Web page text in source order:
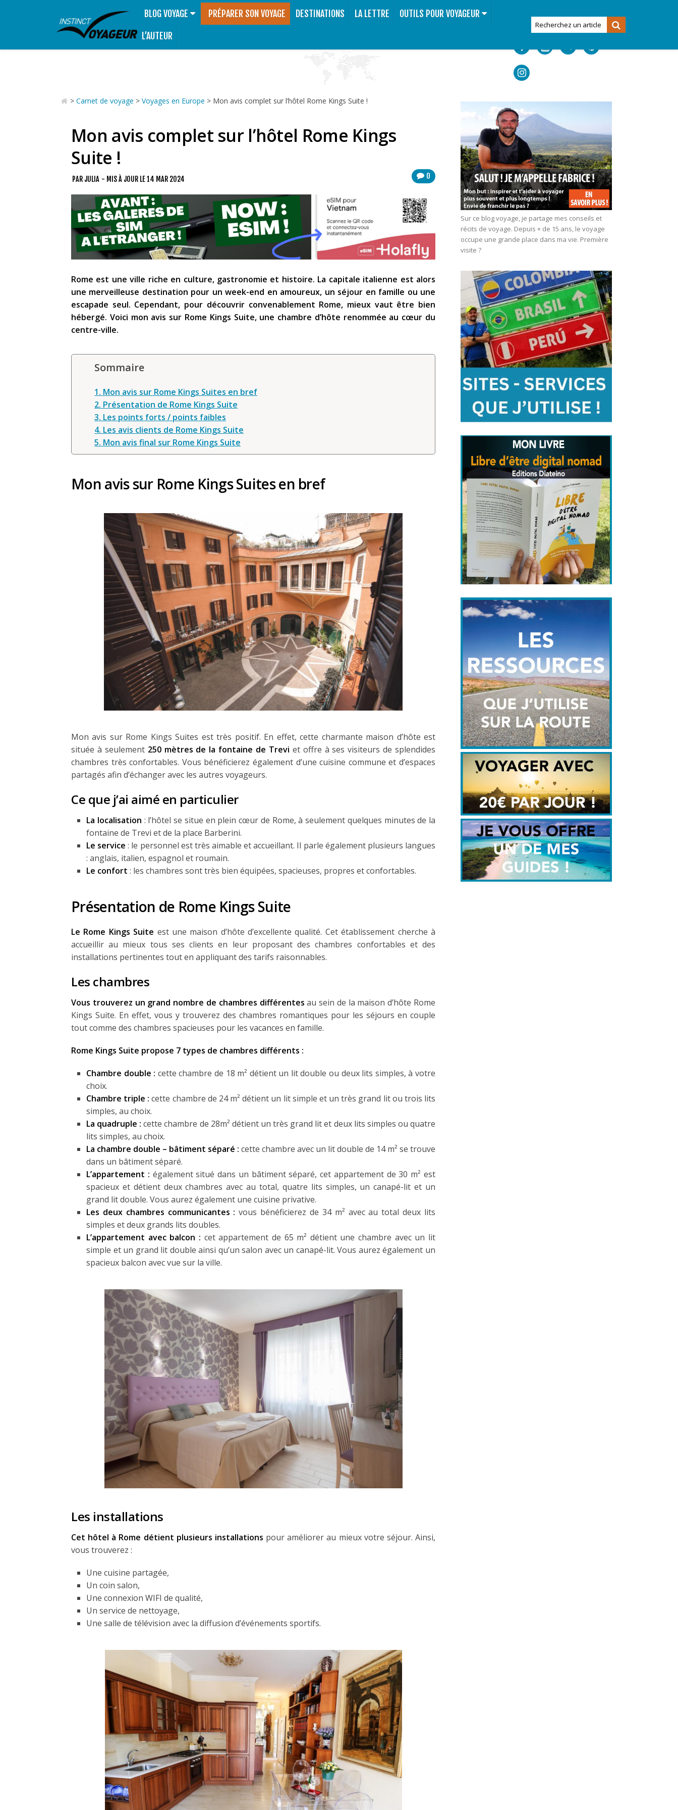
BLOG VOYAGE PRÉPARER SON VOYAGE DESTINATIONS LA LETTRE
OUTILS POUR VOYAGEUR
L’AUTEUR
> Carnet de voyage > Voyages en Europe > Mon avis complet sur l’hôtel Rome Kings Suite !
Mon avis complet sur l’hôtel Rome Kings
Suite !
0
PAR JULIA - MIS À JOUR LE14 MAR 2024
Rome est une ville riche en culture, gastronomie et histoire. La capitale italienne est alors
une merveilleuse destination pour un week-end en amoureux, un séjour en famille ou une
escapade seul. Cependant, pour découvrir convenablement Rome, mieux vaut être bien
hébergé. Voici mon avis sur Rome Kings Suite, une chambre d’hôte renommée au cœur du
centre-ville.
Sommaire
1. Mon avis sur Rome Kings Suites en bref
2. Présentation de Rome Kings Suite
3. Les points forts / points faibles
4. Les avis clients de Rome Kings Suite
5. Mon avis final sur Rome Kings Suite
Mon avis sur Rome Kings Suites en bref
Mon avis sur Rome Kings Suites est très positif. En effet, cette charmante maison d’hôte est
située à seulement250 mètres de la fontaine de Trevi et offre à ses visiteurs de splendides
chambres très confortables. Vous bénéficierez également d’une cuisine commune et d’espaces
partagés afin d’échanger avec les autres voyageurs.
Ce que j’ai aimé en particulier
La localisation : l’hôtel se situe en plein cœur de Rome, à seulement quelques minutes de la
fontaine de Trevi et de la place Barberini.
Le service : le personnel est très aimable et accueillant. Il parle également plusieurs langues
: anglais, italien, espagnol et roumain.
Le confort : les chambres sont très bien équipées, spacieuses, propres et confortables.
Présentation de Rome Kings Suite
Le Rome Kings Suite est une maison d’hôte d’excellente qualité. Cet établissement cherche à
accueillir au mieux tous ses clients en leur proposant des chambres confortables et des
installations pertinentes tout en appliquant des tarifs raisonnables.
Les chambres
Vous trouverez un grand nombre de chambres différentes au sein de la maison d’hôte Rome
Kings Suite. En effet, vous y trouverez des chambres romantiques pour les séjours en couple
tout comme des chambres spacieuses pour les vacances en famille.
Rome Kings Suite propose 7 types de chambres différents :
Chambre double : cette chambre de 18 m² détient un lit double ou deux lits simples, à votre
choix.
Chambre triple :cette chambre de 24 m² détient un lit simple et un très grand lit ou trois lits
simples, au choix.
La quadruple :cette chambre de 28m² détient un très grand lit et deux lits simples ou quatre
lits simples, au choix.
La chambre double – bâtiment séparé : cette chambre avec un lit double de 14 m² se trouve
dans un bâtiment séparé.
L’appartement : également situé dans un bâtiment séparé, cet appartement de 30 m² est
spacieux et détient deux chambres avec au total, quatre lits simples, un canapé-lit et un
grand lit double. Vous aurez également une cuisine privative.
Les deux chambres communicantes : vous bénéficierez de 34 m² avec au total deux lits
simples et deux grands lits doubles.
L’appartement avec balcon : cet appartement de 65 m² détient une chambre avec un lit
simple et un grand lit double ainsi qu’un salon avec un canapé-lit. Vous aurez également un
spacieux balcon avec vue sur la ville.
Les installations
Cet hôtel à Rome détient plusieurs installations pour améliorer au mieux votre séjour. Ainsi,
vous trouverez :
Une cuisine partagée,
Un coin salon,
Une connexion WIFI de qualité,
Un service de nettoyage,
Une salle de télévision avec la diffusion d’événements sportifs.
Sur ce blog voyage, je partage mes conseils et
récits de voyage. Depuis + de 15 ans, le voyage
occupe une grande place dans ma vie. Première
visite ?